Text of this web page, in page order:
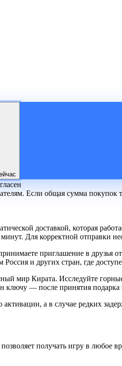
Если общая сумма покупок
доставкой, которая
Для корректной отправки
приглашение в друзья
и других стран, где
мир Кирата. Исследуйте
— после принятия подарка
а в случае редких
получать игру в